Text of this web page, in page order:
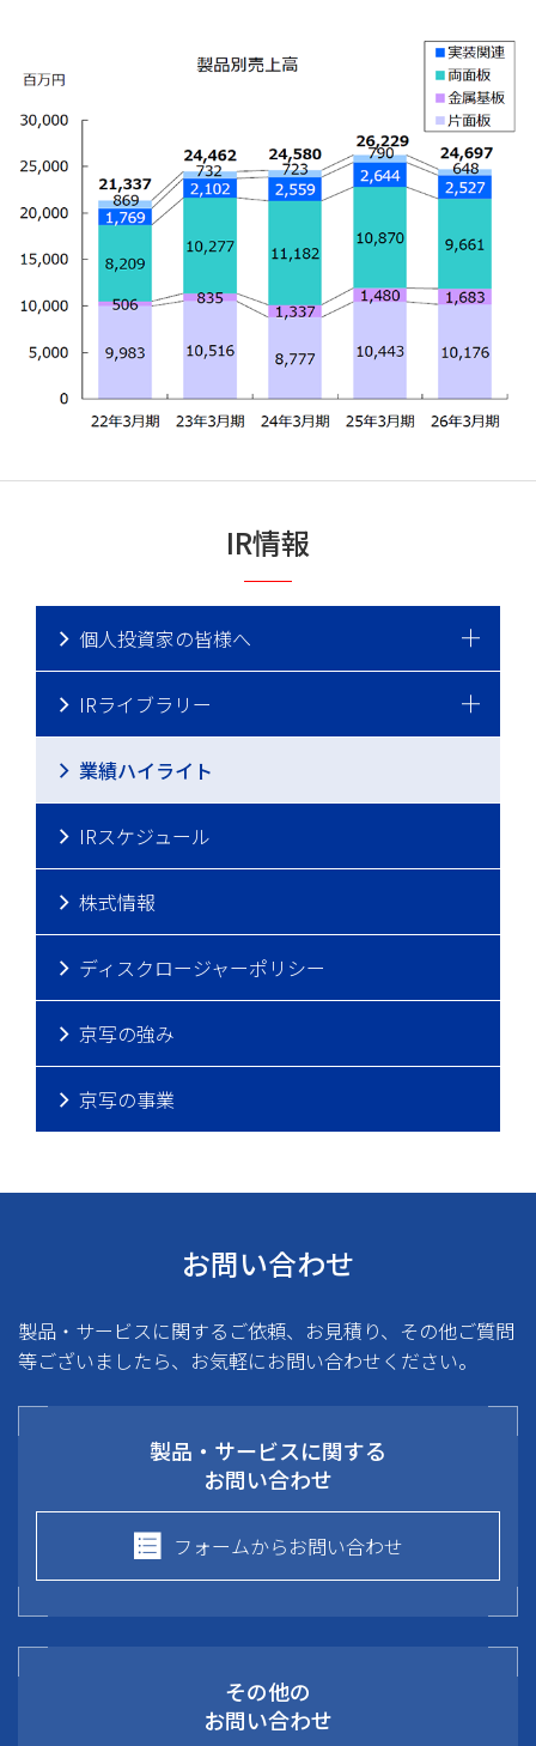
IR情報
個人投資家の皆様へ
IRライブラリー
業績ハイライト
IRスケジュール
株式情報
ディスクロージャーポリシー
京写の強み
京写の事業
お問い合わせ
製品・サービスに関するご依頼、お見積り、その他ご質問
等ございましたら、お気軽にお問い合わせください。
製品・サービスに関する
お問い合わせ
フォームからお問い合わせ
その他の
お問い合わせ